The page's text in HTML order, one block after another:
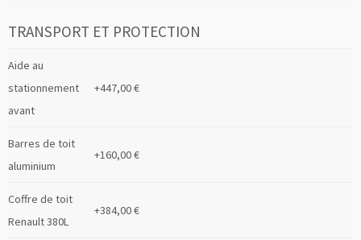
TRANSPORT ET PROTECTION
Aide au
stationnement
avant
+447,00 €
Barres de toit
aluminium
+160,00 €
Coffre de toit
Renault 380L
+384,00 €